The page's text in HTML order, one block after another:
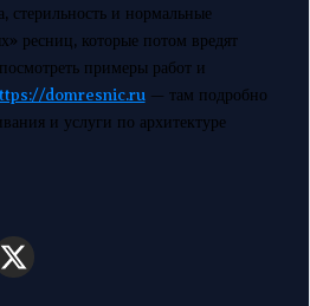
стерильность и нормальные
ресниц, которые потом вредят
примеры работ и
domresnic.ru— там подробно
и услуги по архитектуре